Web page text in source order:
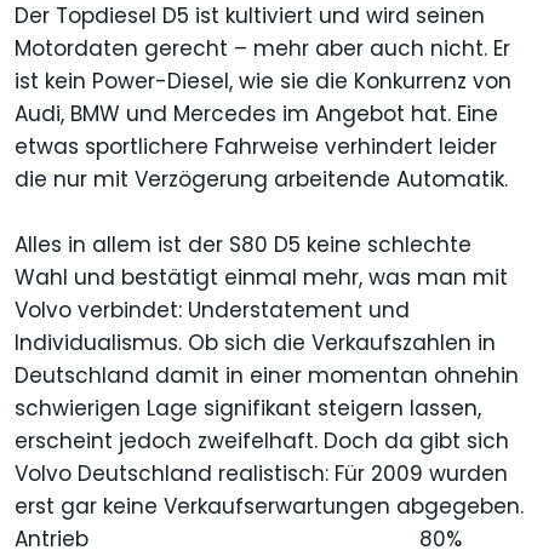
Der Topdiesel D5 ist kultiviert und wird seinen
Motordaten gerecht – mehr aber auch nicht. Er
ist kein Power-Diesel, wie sie die Konkurrenz von
Audi, BMW und Mercedes im Angebot hat. Eine
etwas sportlichere Fahrweise verhindert leider
die nur mit Verzögerung arbeitende Automatik.
Alles in allem ist der S80 D5 keine schlechte
Wahl und bestätigt einmal mehr, was man mit
Volvo verbindet: Understatement und
Individualismus. Ob sich die Verkaufszahlen in
Deutschland damit in einer momentan ohnehin
schwierigen Lage signifikant steigern lassen,
erscheint jedoch zweifelhaft. Doch da gibt sich
Volvo Deutschland realistisch: Für 2009 wurden
erst gar keine Verkaufserwartungen abgegeben.
Antrieb
80%